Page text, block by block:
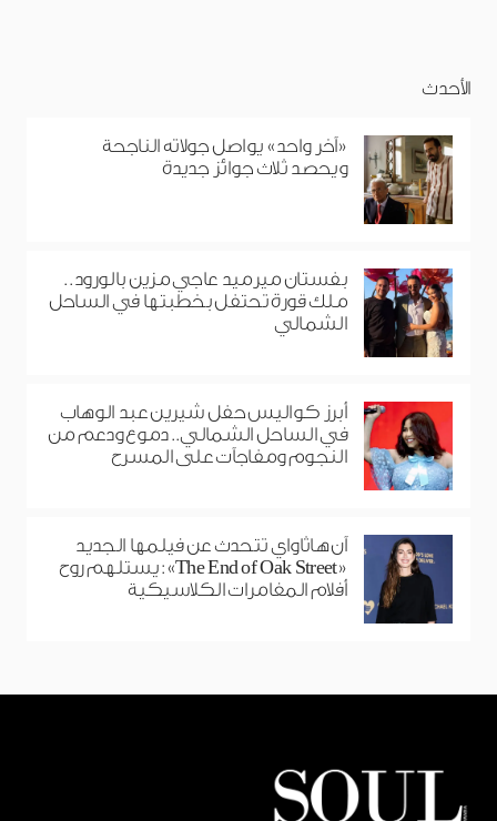
الأحدث
«آخر واحد» يواصل جولاته الناجحة
ويحصد ثلاث جوائز جديدة
بفستان ميرميد عاجي مزين بالورود..
ملك قورة تحتفل بخطبتها في الساحل
الشمالي
أبرز كواليس حفل شيرين عبد الوهاب
في الساحل الشمالي.. دموع ودعم من
النجوم ومفاجآت على المسرح
آن هاثاواي تتحدث عن فيلمها الجديد
«The End of Oak Street»: يستلهم روح
أفلام المغامرات الكلاسيكية